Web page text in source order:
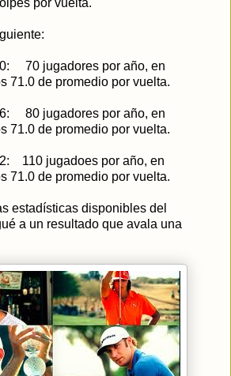
70 jugadores por año, en
71.0 de promedio por vuelta.
80 jugadores por año, en
71.0 de promedio por vuelta.
110 jugadoes por año, en
71.0 de promedio por vuelta.
estadísticas disponibles del
a un resultado que avala una